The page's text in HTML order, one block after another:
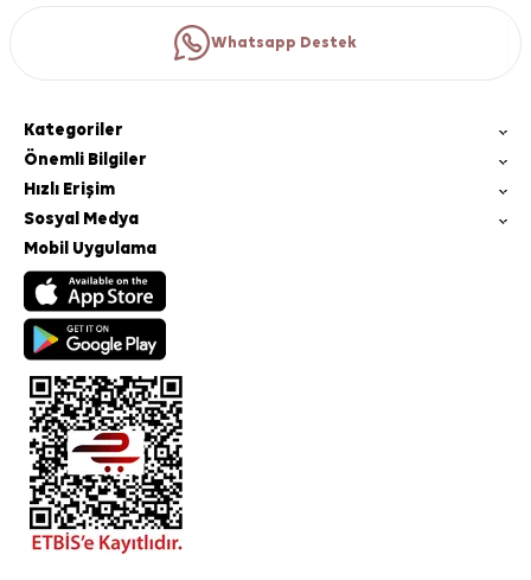
Whatsapp Destek
Kategoriler
Önemli Bilgiler
Hızlı Erişim
Sosyal Medya
Mobil Uygulama